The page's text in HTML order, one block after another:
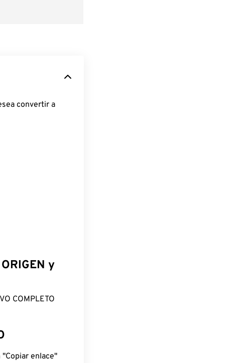
convertir a
y
COMPLETO
"Copiar enlace"